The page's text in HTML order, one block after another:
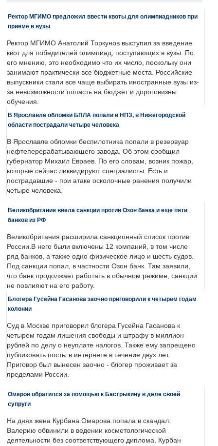
Ректор МГИМО предложил ввести квоты для олимпиадников при
приеме в вузы
Ректор МГИМО Анатолий Торкунов выступил за введение
квот для победителей олимпиад, поступающих в вузы. По
его мнению, это необходимо что их число, поскольку они
занимают практически все бюджетные места. Российские
выпускники стали все чаще выбирать иностранные вузы из-
за невозможности попасть на бюджет и дороговизны
обучения.
В Ярославле обломки БПЛА попали в НПЗ, в Нижегородской
области пострадали четыре человека
В Ярославле обломки беспилотника попали в резервуар
нефтеперерабатывающего завода. Об этом сообщил
губернатор Михаил Евраев. По его словам, возник пожар,
которые сейчас ликвидируют специалисты. Есть и
пострадавшие - при атаке осколочные ранения получили
четыре человека.
Великобритания ввела санкции против Озон банка и еще пяти
банков из РФ
Великобритания расширила санкционный список против
России.В него были включены 12 компаний, в том числе
ряд банков, а также одно физическое лицо и шесть судов.
Под санкции попал, в частности Озон банк. Там заявили,
что банк продолжает работать в обычном режиме, санкции
не повлияют на его работу.
Блогера Гусейна Гасанова заочно приговорили к четырем годам
колонии
Суд в Москве приговорил блогера Гусейна Гасанова к
четырем годам лишения свободы и штрафу в миллион
рублей по делу о неуплате налогов. Также ему запрещено
публиковать посты в интернете в течение двух лет.
Приговор был вынесен заочно - блогер проживает за
пределами России.
Омаров обратился за помощью к Бастрыкину в деле своей
супруги
На днях жена Курбана Омарова попала в скандал.
Валерию обвинили в ведении косметологической
деятельности без соответствующего диплома. Курбан